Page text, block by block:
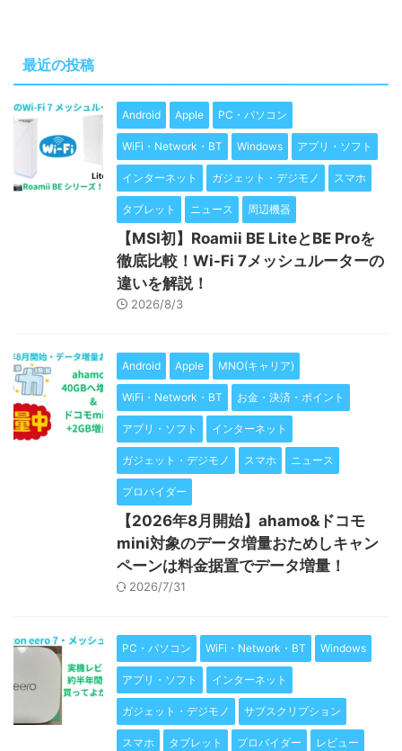
最近の投稿
Android Apple PC・パソコン
WiFi・Network・BT Windows アプリ・ソフト
インターネット ガジェット・デジモノ スマホ
タブレット ニュース 周辺機器
【MSI初】Roamii BE LiteとBE Proを
徹底比較！Wi-Fi 7メッシュルーターの
違いを解説！
2026/8/3
Android Apple MNO(キャリア)
WiFi・Network・BT お金・決済・ポイント
アプリ・ソフト インターネット
ガジェット・デジモノ スマホ ニュース
プロバイダー
【2026年8月開始】ahamo&ドコモ
mini対象のデータ増量おためしキャン
ペーンは料金据置でデータ増量！
2026/7/31
PC・パソコン WiFi・Network・BT Windows
アプリ・ソフト インターネット
ガジェット・デジモノ サブスクリプション
スマホ タブレット プロバイダー レビュー